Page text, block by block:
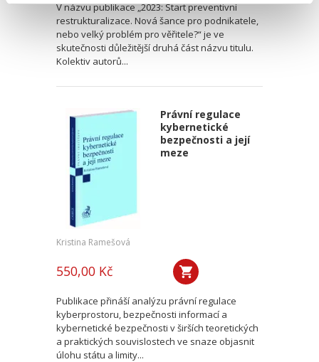
V názvu publikace „2023: Start preventivní
restrukturalizace. Nová šance pro podnikatele,
nebo velký problém pro věřitele?“ je ve
skutečnosti důležitější druhá část názvu titulu.
Kolektiv autorů...
Právní regulace
kybernetické
bezpečnosti a její
meze
Kristina Ramešová
550,00 Kč
Publikace přináší analýzu právní regulace
kyberprostoru, bezpečnosti informací a
kybernetické bezpečnosti v širších teoretických
a praktických souvislostech ve snaze objasnit
úlohu státu a limity...